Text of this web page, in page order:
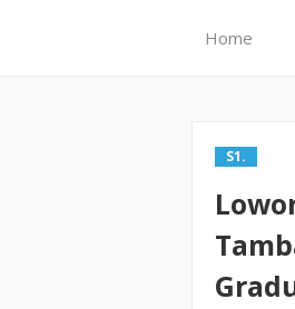
Home
S1.